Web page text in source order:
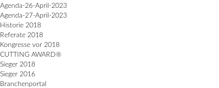
Agenda-26-April-2023
Agenda-27-April-2023
Historie 2018
Referate 2018
Kongresse vor 2018
CUTTING AWARD®
Sieger 2018
Sieger 2016
Branchenportal